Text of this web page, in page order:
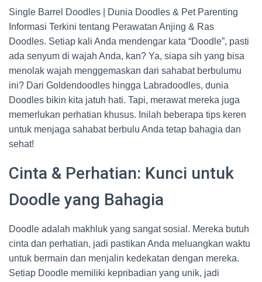
Single Barrel Doodles | Dunia Doodles & Pet Parenting
Informasi Terkini tentang Perawatan Anjing & Ras
Doodles. Setiap kali Anda mendengar kata “Doodle”, pasti
ada senyum di wajah Anda, kan? Ya, siapa sih yang bisa
menolak wajah menggemaskan dari sahabat berbulumu
ini? Dari Goldendoodles hingga Labradoodles, dunia
Doodles bikin kita jatuh hati. Tapi, merawat mereka juga
memerlukan perhatian khusus. Inilah beberapa tips keren
untuk menjaga sahabat berbulu Anda tetap bahagia dan
sehat!
Cinta & Perhatian: Kunci untuk
Doodle yang Bahagia
Doodle adalah makhluk yang sangat sosial. Mereka butuh
cinta dan perhatian, jadi pastikan Anda meluangkan waktu
untuk bermain dan menjalin kedekatan dengan mereka.
Setiap Doodle memiliki kepribadian yang unik, jadi